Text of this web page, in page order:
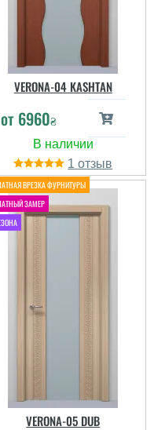
VERONA-04 KASHTAN
от 6960₴
1
VERONA-05 DUB